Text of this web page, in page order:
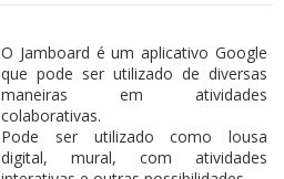
O Jamboard é um aplicativo Google
que pode ser utilizado de diversas
maneiras em atividades
colaborativas.
Pode ser utilizado como lousa
digital, mural, com atividades